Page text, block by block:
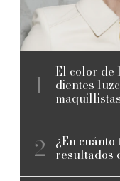
El color de
dientes
maquillistas
¿En
resultados